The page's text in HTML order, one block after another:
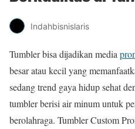
Indahbisnislaris
Tumbler bisa dijadikan media
besar atau kecil yang
sedang trend gaya hidup sehat
tumbler berisi air minum untuk
berolahraga. Tumbler Custom